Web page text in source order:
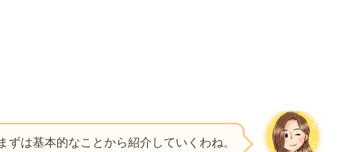
ずは基本的なことから紹介していくわね。